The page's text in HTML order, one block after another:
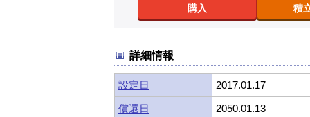
購入 積
詳細情報
設定日
2017.01.17
償還日
2050.01.13